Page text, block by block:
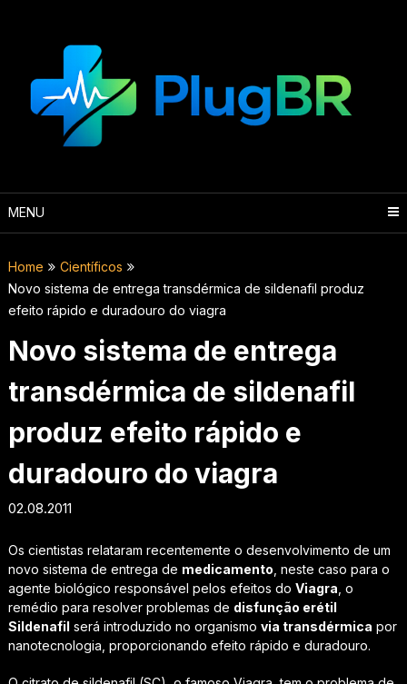
MENU
Home
Científicos
Novo sistema de entrega transdérmica de sildenafil produz
efeito rápido e duradouro do viagra
Novo sistema de entrega
transdérmica de sildenafil
produz efeito rápido e
duradouro do viagra
02.08.2011
Os cientistas relataram recentemente o desenvolvimento de um
novo sistema de entrega de medicamento , neste caso para o
agente biológico responsável pelos efeitos do Viagra , o
remédio para resolver problemas de disfunção erétil
Sildenafil será introduzido no organismo via transdérmica por
nanotecnologia, proporcionando efeito rápido e duradouro.